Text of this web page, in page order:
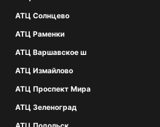
АТЦ Солнцево
АТЦ Раменки
АТЦ Варшавское ш
АТЦ Измайлово
АТЦ Проспект Мира
АТЦ Зеленоград